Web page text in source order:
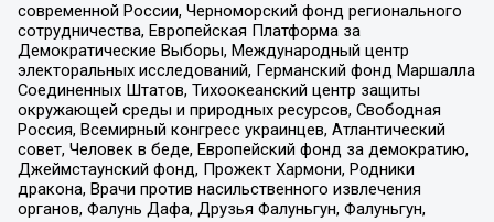
современной России, Черноморский фонд регионального
сотрудничества, Европейская Платформа за
Демократические Выборы, Международный центр
электоральных исследований, Германский фонд Маршалла
Соединенных Штатов, Тихоокеанский центр защиты
окружающей среды и природных ресурсов, Свободная
Россия, Всемирный конгресс украинцев, Атлантический
совет, Человек в беде, Европейский фонд за демократию,
Джеймстаунский фонд, Прожект Хармони, Родники
дракона, Врачи против насильственного извлечения
органов, Фалунь Дафа, Друзья Фалуньгун, Фалуньгун,